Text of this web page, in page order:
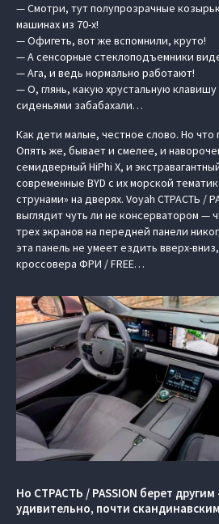
— Смотри, тут полупрозрачные
машинах из 70-х!
— Офигеть, вот же вспомнили, круто!
— А сенсорные стеклоподъемники
— Ага, и ведь нормально работают!
— О, глянь, какую хрустальную
сиденьями забабахали…
Как дети малые, честное слово. Но что
Опять же, бывает и смелее, и
семидверный HiPhi X, и
современные BYD с их морской
струнами» на дверях. Voyah СТРАСТЬ /
выглядит чуть ли не консерватором —
трех экранов на передней панели
эта панель не умеет ездить вверх-
кроссовера ФРИ / FREE…
Но СТРАСТЬ / PASSION берет
удивительно, почти